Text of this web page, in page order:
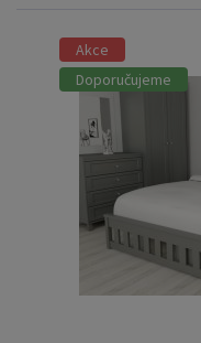
Akce
Doporučujeme